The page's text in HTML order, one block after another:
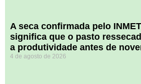
A seca confirmada pelo
significa que o pasto
a produtividade antes de
4 de agosto de 2026